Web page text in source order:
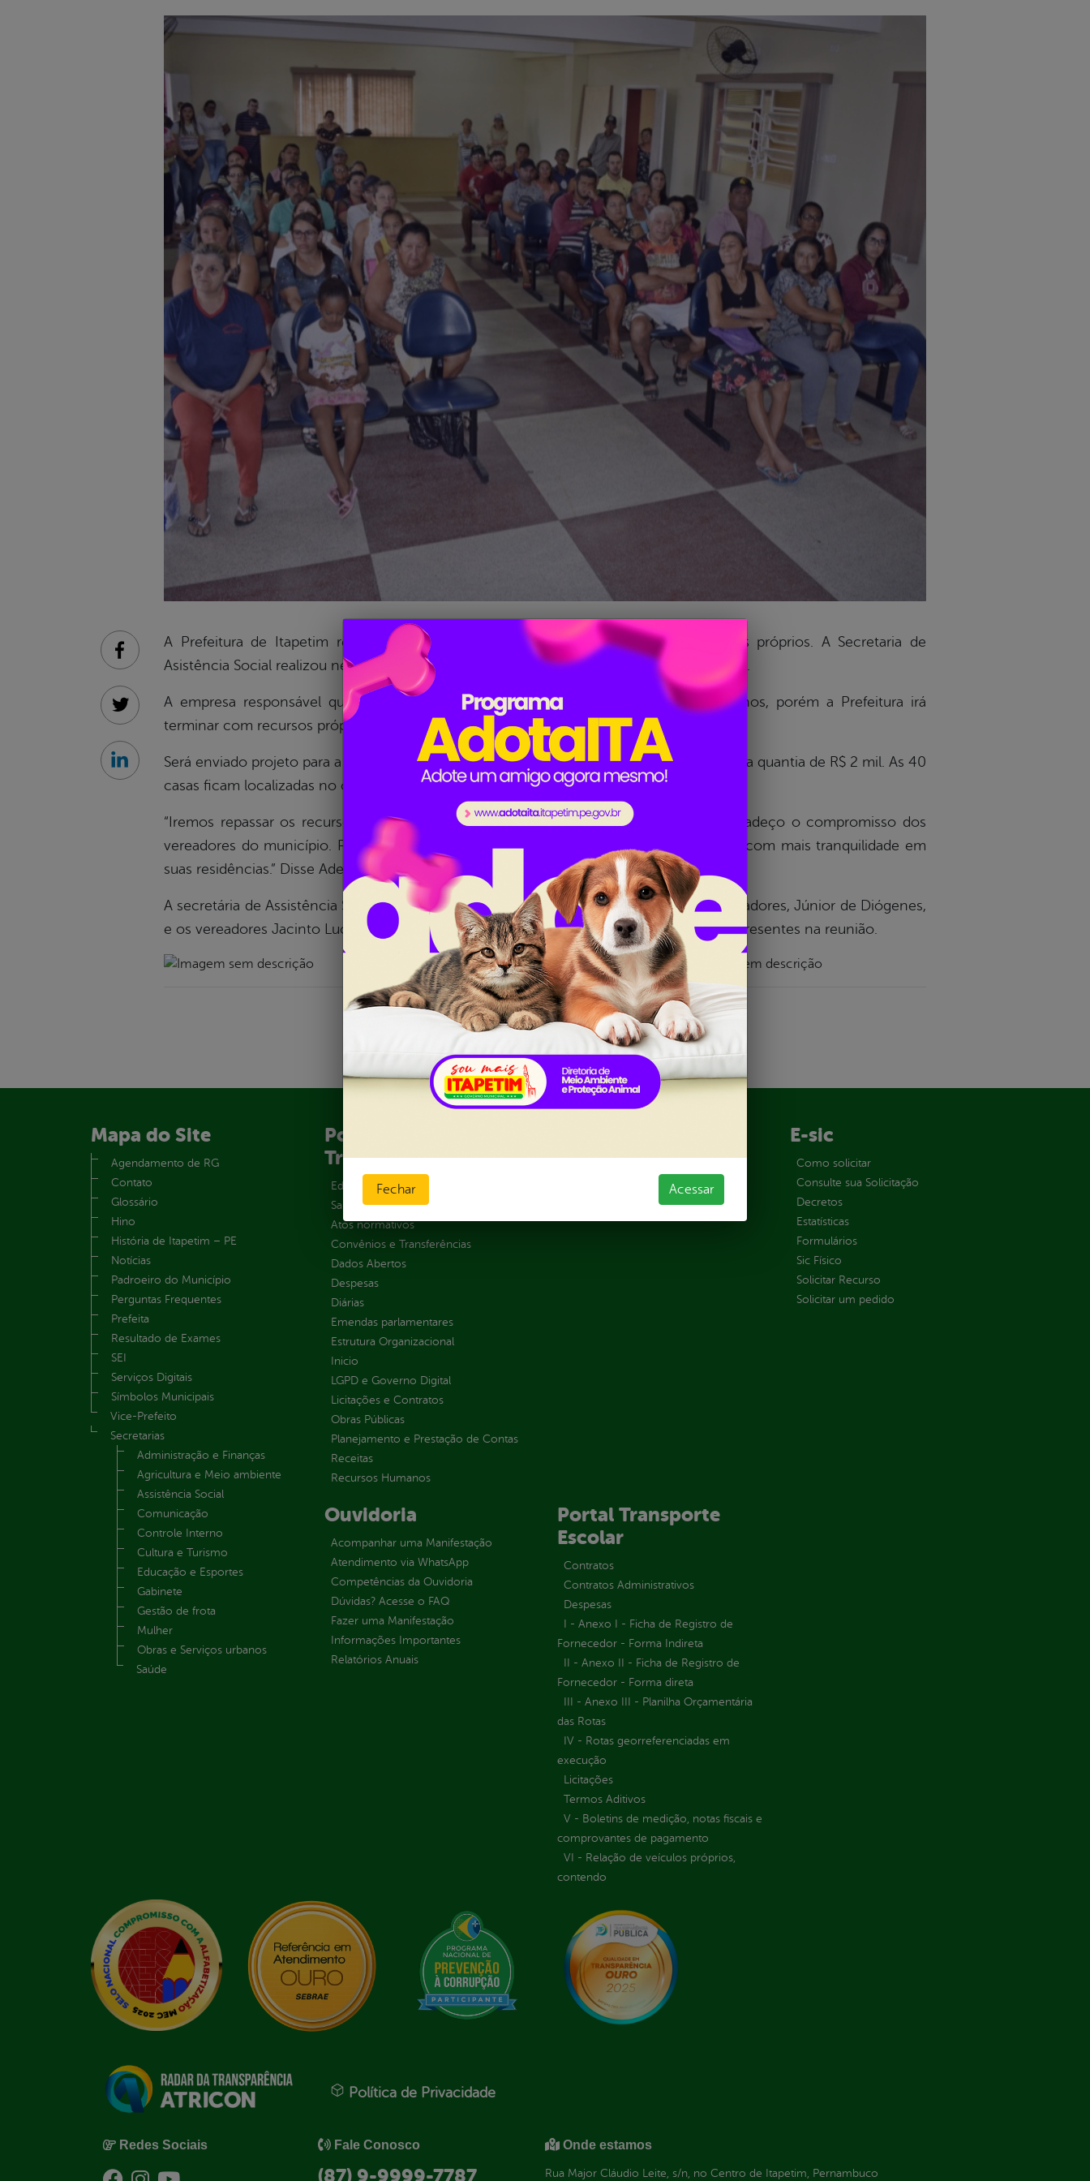
A Prefeitura de Itapetim reativou o programa Minha Casa Minha Vida com recursos próprios. A Secretaria de
Asistência Social realizou nesta segunda-feira (14) uma reunião com os 40 contemplados.
A empresa responsável que ganhou a licitação das casinhas não concluiu os trabalhos, porém a Prefeitura irá
terminar com recursos próprios.
Será enviado projeto para a Câmara de Vereadores para que seja repassada às famílias uma quantia de R$ 2 mil. As 40
casas ficam localizadas no conjunto habitacional ao lado do CRAS.
“Iremos repassar os recursos as famílias para serem concluídas as obras. Desde já agradeço o compromisso dos
vereadores do município. Pedimos que todos zelem as casas, que todos possam viver com mais tranquilidade em
suas residências.” Disse Adelmo.
A secretária de Assistência Social, Fia Cândido e equipe, o presidente da Câmara de Vereadores, Júnior de Diógenes,
e os vereadores Jacinto Lucena, Romão de Piedade e Carlos Nunes também estiveram presentes na reunião.
Facebook
Twitter
Linkedin
Mapa do Site
Agendamento de RG
Contato
Glossário
Hino
História de Itapetim – PE
Notícias
Padroeiro do Município
Perguntas Frequentes
Prefeita
Resultado de Exames
SEI
Serviços Digitais
Símbolos Municipais
Vice-Prefeito
Secretarias
Administração e Finanças
Agricultura e Meio ambiente
Assistência Social
Comunicação
Controle Interno
Cultura e Turismo
Educação e Esportes
Gabinete
Gestão de frota
Mulher
Obras e Serviços urbanos
Saúde
Portal da
Transparência
Educação
Saúde
Atos normativos
Convênios e Transferências
Dados Abertos
Despesas
Diárias
Emendas parlamentares
Estrutura Organizacional
Inicio
LGPD e Governo Digital
Licitações e Contratos
Obras Públicas
Planejamento e Prestação de Contas
Receitas
Recursos Humanos
E-sic
Como solicitar
Consulte sua Solicitação
Decretos
Estatísticas
Formulários
Sic Físico
Solicitar Recurso
Solicitar um pedido
Ouvidoria
Acompanhar uma Manifestação
Atendimento via WhatsApp
Competências da Ouvidoria
Dúvidas? Acesse o FAQ
Fazer uma Manifestação
Informações Importantes
Relatórios Anuais
Portal Transporte
Escolar
Contratos
Contratos Administrativos
Despesas
I - Anexo I - Ficha de Registro de
Fornecedor - Forma Indireta
II - Anexo II - Ficha de Registro de
Fornecedor - Forma direta
III - Anexo III - Planilha Orçamentária
das Rotas
IV - Rotas georreferenciadas em
execução
Licitações
Termos Aditivos
V - Boletins de medição, notas fiscais e
comprovantes de pagamento
VI - Relação de veículos próprios,
contendo
Política de Privacidade
Redes Sociais Fale Conosco
(87) 9-9999-7787
Onde estamos
Rua Major Cláudio Leite, s/n, no Centro de Itapetim, Pernambuco
Fechar Acessar